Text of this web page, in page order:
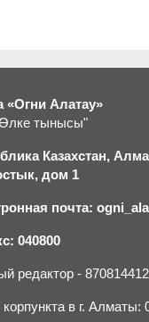
«Огни Алатау»
тынысы"
Казахстан,
дом 1
почта:
040800
редактор -
в г. Алматы: